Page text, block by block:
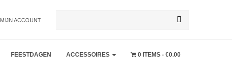
MIJN ACCOUNT
naar:
FEESTDAGEN ACCESSOIRES 0 ITEMS €0.00